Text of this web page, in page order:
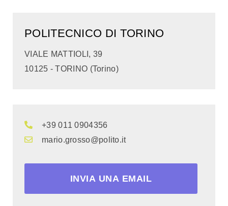
POLITECNICO DI TORINO
VIALE MATTIOLI, 39
10125 - TORINO (Torino)
+39 011 0904356
mario.grosso@polito.it
INVIA UNA EMAIL